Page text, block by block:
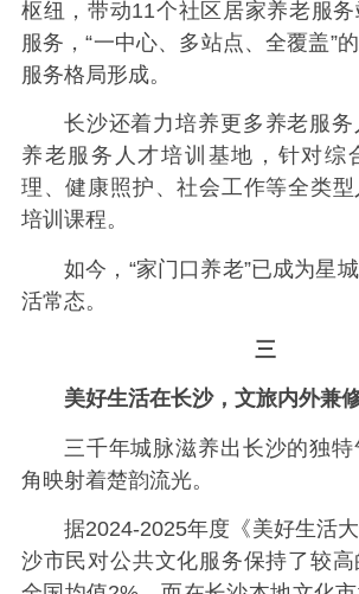
枢纽，带动11个社区居家养老服
服务，“一中心、多站点、全覆盖”
服务格局形成。
长沙还着力培养更多养老服
养老服务人才培训基地，针对综
理、健康照护、社会工作等全类
培训课程。
如今，“家门口养老”已成为星
活常态。
三
美好生活在长沙，文旅内外兼修
三千年城脉滋养出长沙的独
角映射着楚韵流光。
据2024-2025年度《美好生活
沙市民对公共文化服务保持了较